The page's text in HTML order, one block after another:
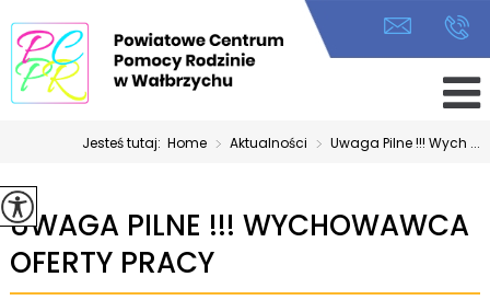
Jesteś tutaj:Home > Aktualności > Uwaga Pilne !!! Wych ...
UWAGA PILNE !!! WYCHOWAWCA
OFERTY PRACY